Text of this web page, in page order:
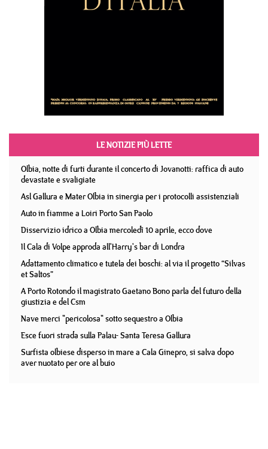
LE NOTIZIE PIÙ LETTE
Olbia, notte di furti durante il concerto di Jovanotti: raffica di auto
devastate e svaligiate
Asl Gallura e Mater Olbia in sinergia per i protocolli assistenziali
Auto in fiamme a Loiri Porto San Paolo
Disservizio idrico a Olbia mercoledì 10 aprile, ecco dove
Il Cala di Volpe approda all'Harry's bar di Londra
Adattamento climatico e tutela dei boschi: al via il progetto “Silvas
et Saltos”
A Porto Rotondo il magistrato Gaetano Bono parla del futuro della
giustizia e del Csm
Nave merci "pericolosa" sotto sequestro a Olbia
Esce fuori strada sulla Palau- Santa Teresa Gallura
Surfista olbiese disperso in mare a Cala Ginepro, si salva dopo
aver nuotato per ore al buio